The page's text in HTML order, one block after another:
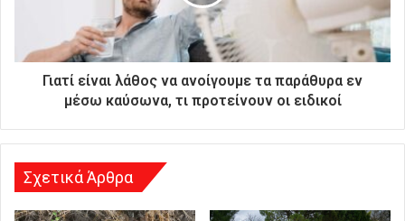
ν
Γιατί είναι λάθος να ανοίγουμε τα παράθυρα εν
μέσω καύσωνα, τι προτείνουν οι ειδικοί
Σχετικά Άρθρα